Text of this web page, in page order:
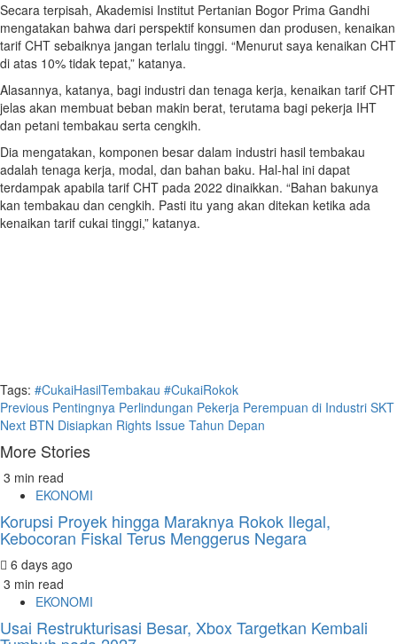
Secara terpisah, Akademisi Institut Pertanian Bogor Prima Gandhi
mengatakan bahwa dari perspektif konsumen dan produsen, kenaikan
tarif CHT sebaiknya jangan terlalu tinggi. “Menurut saya kenaikan CHT
di atas 10% tidak tepat,” katanya.
Alasannya, katanya, bagi industri dan tenaga kerja, kenaikan tarif CHT
jelas akan membuat beban makin berat, terutama bagi pekerja IHT
dan petani tembakau serta cengkih.
Dia mengatakan, komponen besar dalam industri hasil tembakau
adalah tenaga kerja, modal, dan bahan baku. Hal-hal ini dapat
terdampak apabila tarif CHT pada 2022 dinaikkan. “Bahan bakunya
kan tembakau dan cengkih. Pasti itu yang akan ditekan ketika ada
kenaikan tarif cukai tinggi,” katanya.
Tags: #CukaiHasilTembakau #CukaiRokok
Continue
Reading
Previous Pentingnya Perlindungan Pekerja Perempuan di Industri SKT
Next BTN Disiapkan Rights Issue Tahun Depan
More Stories
3 min read
EKONOMI
Korupsi Proyek hingga Maraknya Rokok Ilegal,
Kebocoran Fiskal Terus Menggerus Negara
6 days ago
3 min read
EKONOMI
Usai Restrukturisasi Besar, Xbox Targetkan Kembali